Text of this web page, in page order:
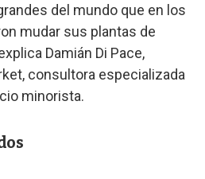
del mundo que en los
mudar sus plantas de
Damián Di Pace,
consultora especializada
minorista.